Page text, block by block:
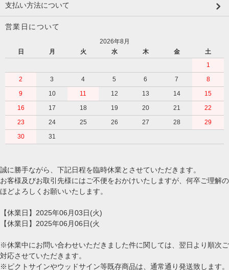
支払い方法について
営業日について
2026年8月
日
月 火 水 木 金
土
1
2
3 4 5 6 7
8
9
10 11 12 13 14
15
16
17 18 19 20 21
22
23
24 25 26 27 28
29
30
31
誠に勝手ながら、下記日程を臨時休業とさせていただきます。
お客様及びお取引先様にはご不便をおかけいたしますが、何卒ご理解の
ほどよろしくお願いいたします。
【休業日】2025年06月03日(火)
【休業日】2025年06月06日(火
※休業中にお問い合わせいただきました件に関しては、翌日より順次ご
対応させていただきます。
※ピクトサインやウッドサイン等既存商品は、通常通り発送致します。